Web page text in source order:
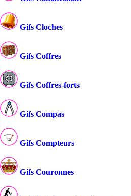
Gifs Cloches
Gifs Coffres
Gifs Coffres-forts
Gifs Compas
Gifs Compteurs
Gifs Couronnes